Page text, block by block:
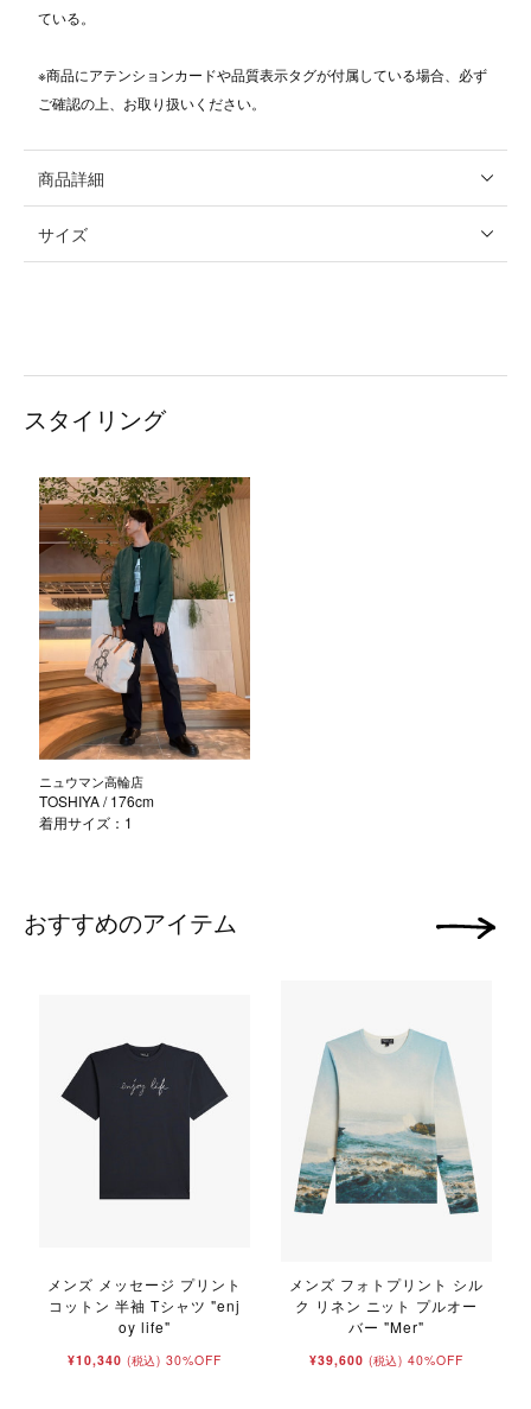
ている。
※商品にアテンションカードや品質表示タグが付属している場合、必ず
ご確認の上、お取り扱いください。
商品詳細
サイズ
スタイリング
ニュウマン高輪店
TOSHIYA/ 176cm
着用サイズ：1
おすすめのアイテム
メンズ メッセージ プリント
コットン 半袖 Tシャツ "enj
oy life"
¥10,340 (税込) 30%OFF
メンズ フォトプリント シル
ク リネン ニット プルオー
バー "Mer"
¥39,600 (税込) 40%OFF
次の画像